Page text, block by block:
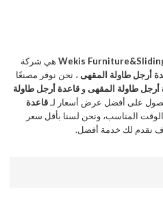
Wekis هي شركة
أرجل طاولة المقهى ، نحن نوفر مصنعًا
أرجل طاولة المقهىوقاعدة أرجل طاولة
على أفضل عرض أسعار لـقاعدة
المناسب، ونحن لسنا بأقل سعر
نقدم لك خدمة أفضل.